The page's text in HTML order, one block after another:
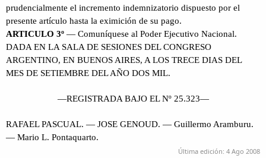
prudencialmente el incremento indemnizatorio dispuesto por el
presente artículo hasta la eximición de su pago.
ARTICULO 3º — Comuníquese al Poder Ejecutivo Nacional.
DADA EN LA SALA DE SESIONES DEL CONGRESO
ARGENTINO, EN BUENOS AIRES, A LOS TRECE DIAS DEL
MES DE SETIEMBRE DEL AÑO DOS MIL.
—REGISTRADA BAJO EL Nº 25.323—
RAFAEL PASCUAL. — JOSE GENOUD. — Guillermo Aramburu.
— Mario L. Pontaquarto.
Última edición: 4 Ago 2008